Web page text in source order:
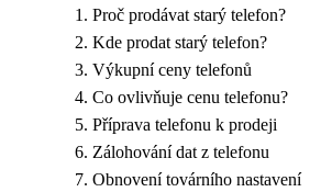
Proč prodávat starý telefon?
Kde prodat starý telefon?
Výkupní ceny telefonů
Co ovlivňuje cenu telefonu?
Příprava telefonu k prodeji
Zálohování dat z telefonu
Obnovení továrního nastavení